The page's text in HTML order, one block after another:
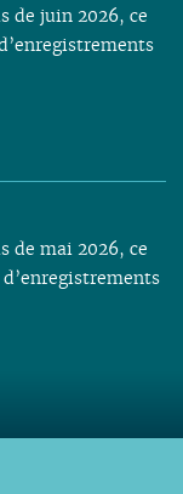
de juin 2026, ce
de mai 2026, ce